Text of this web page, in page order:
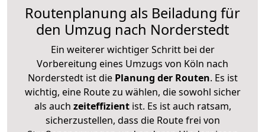
Routenplanung als Beiladung für
den Umzug nach Norderstedt
Ein weiterer wichtiger Schritt bei der
Vorbereitung eines Umzugs von Köln nach
Norderstedt ist diePlanung der Routen. Es ist
wichtig, eine Route zu wählen, die sowohl sicher
als auch zeiteffizientist. Es ist auch ratsam,
sicherzustellen, dass die Route frei von